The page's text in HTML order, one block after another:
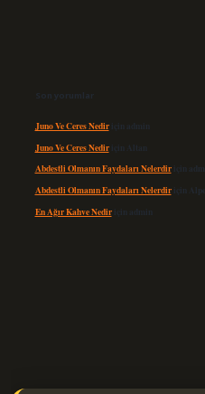
Son yorumlar
Juno Ve Ceres Nediriçin admin
Juno Ve Ceres Nediriçin Altan
Abdestli Olmanın Faydaları Nelerdiriçin
Abdestli Olmanın Faydaları Nelerdiriçin
En Ağır Kahve Nediriçin admin